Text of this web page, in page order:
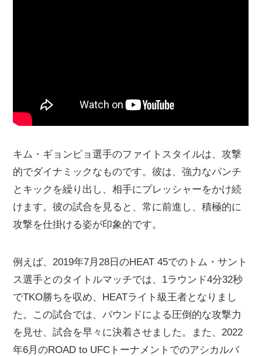
キム・ギョンピョ選手のファイトスタイルは、攻撃
的でダイナミックなものです。彼は、強力なパンチ
とキックを繰り出し、相手にプレッシャーをかけ続
けます。彼の試合を見ると、常に前進し、積極的に
攻撃を仕掛ける姿が印象的です。
例えば、2019年7月28日のHEAT 45でのトム・サント
ス選手とのタイトルマッチでは、1ラウンド4分32秒
でTKO勝ちを収め、HEATライト級王者となりまし
た。この試合では、パウンドによる圧倒的な攻撃力
を見せ、試合を早々に決着させました。また、2022
年6月のROAD to UFCトーナメントでのアシカルバ